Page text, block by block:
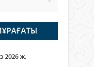
20
етті
2026 ж.